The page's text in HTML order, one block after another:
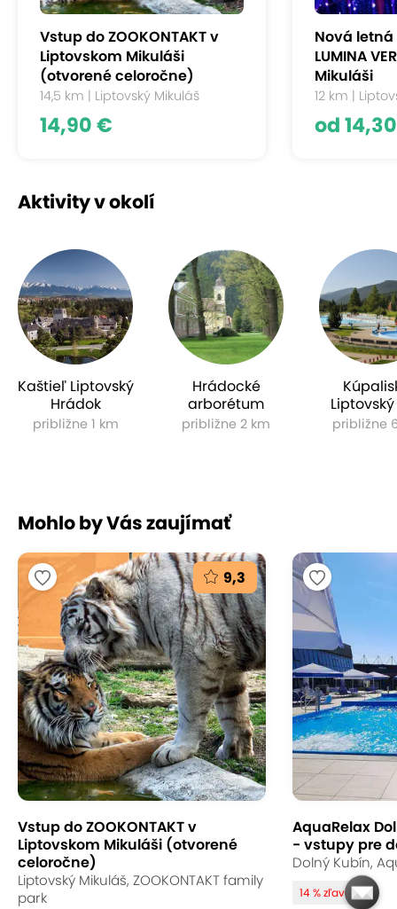
Vstup do ZOOKONTAKT v
Liptovskom Mikuláši
(otvorené celoročne)
14,5 km | Liptovský Mikuláš
14,90 €
Nová
LUMINA
Mikuláši
12 km |
od
Aktivity v okolí
Kaštieľ Liptovský
Hrádok
približne 1 km
Hrádocké
arborétum
približne 2 km približne
Mohlo by Vás zaujímať
9,3
Vstup do ZOOKONTAKT v
Liptovskom Mikuláši (otvorené
celoročne)
Liptovský Mikuláš, ZOOKONTAKT family
park
AquaRelax
- vstupy pre
Dolný Kubín,
14 % zľava